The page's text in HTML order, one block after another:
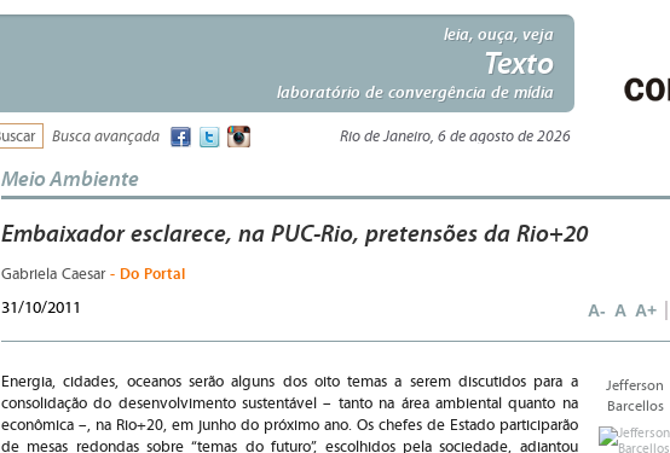
leia, ouça, veja
Texto
laboratório de convergência de mídia
Busca avançada Rio de Janeiro, 6 de agosto de 2026
Meio Ambiente
Embaixador esclarece, na PUC-Rio, pretensões da Rio+20
Gabriela Caesar - Do Portal
31/10/2011 A- A A+
Jefferson
Barcellos
Energia, cidades, oceanos serão alguns dos oito temas a serem discutidos para a
consolidação do desenvolvimento sustentável – tanto na área ambiental quanto na
econômica –, na Rio+20, em junho do próximo ano. Os chefes de Estado participarão
de mesas redondas sobre “temas do futuro”, escolhidos pela sociedade, adiantou